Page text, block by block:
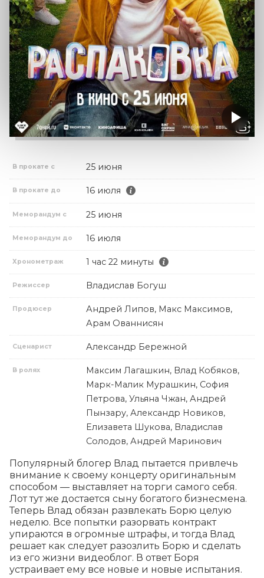
В прокате с 25 июня
В прокате до 16 июля
Меморандум с 25 июня
Меморандум до 16 июля
Хронометраж 1 час 22 минуты
Режиссер Владислав Богуш
Продюсер
Андрей Липов, Макс Максимов,
Арам Ованнисян
Сценарист Александр Бережной
В ролях
Максим Лагашкин, Влад Кобяков,
Марк-Малик Мурашкин, София
Петрова, Ульяна Чжан, Андрей
Пынзару, Александр Новиков,
Елизавета Шукова, Владислав
Солодов, Андрей Маринович
Популярный блогер Влад пытается привлечь
внимание к своему концерту оригинальным
способом — выставляет на торги самого себя.
Лот тут же достается сыну богатого бизнесмена.
Теперь Влад обязан развлекать Борю целую
неделю. Все попытки разорвать контракт
упираются в огромные штрафы, и тогда Влад
решает как следует разозлить Борю и сделать
из его жизни видеоблог. В ответ Боря
устраивает ему все новые и новые испытания.